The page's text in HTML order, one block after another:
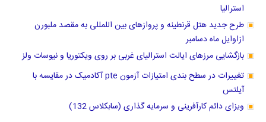
استرالیا
طرح جدید هتل قرنطینه و پروازهای بین اللمللی به مقصد ملبورن
ازاوایل ماه دسامبر
بازگشایی مرزهای ایالت استرالیای غربی بر روی ویکتوریا و نیوسات ولز
تغییرات در سطح بندی امتیازات آزمون pte آکادمیک در مقایسه با
آیلتس
ویزای دائم کارآفرینی و سرمایه گذاری (سابکلاس 132)